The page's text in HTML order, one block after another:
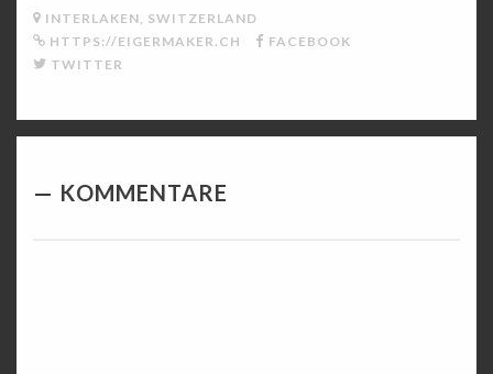
INTERLAKEN, SWITZERLAND
HTTPS://EIGERMAKER.CH
FACEBOOK
TWITTER
KOMMENTARE